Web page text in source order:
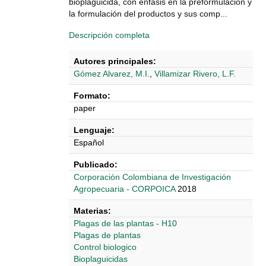
la formulación del productos y sus comp...
Descripción completa
Autores principales:
Gómez Alvarez, M.I.
Villamizar Rivero, L.F.
Formato:
paper
Lenguaje:
Español
Publicado:
Corporación Colombiana de Investigación
Agropecuaria - CORPOICA 2018
Materias:
Plagas de las plantas - H10
Plagas de plantas
Control biologico
Bioplaguicidas